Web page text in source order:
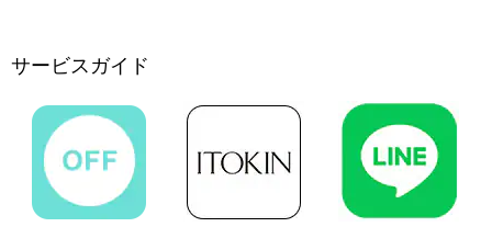
サービスガイド